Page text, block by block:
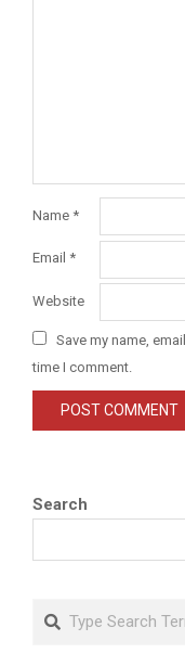
Name *
Email *
Website
Save my name,
time I comment.
Search
Search